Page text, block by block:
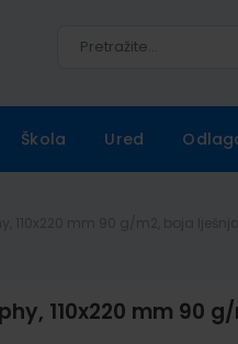
Škola Ured
110x220 mm 90